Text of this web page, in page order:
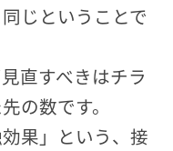
じということで
直すべきはチラ
の数です。
果」という、接